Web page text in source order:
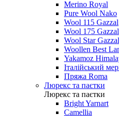
Merino Royal
Pure Wool Nako
Wool 115 Gazzal
Wool 175 Gazzal
Wool Star Gazzal
Woollen Best
Yakamoz
Італійський
Пряжа Roma
Люрекс та паєтки
Люрекс та паєтки
Bright Yarnart
Camellia